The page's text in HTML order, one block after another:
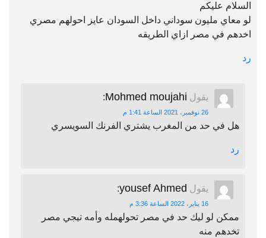
السلام عليكم
لو معاي مليون سوداني داخل السودان عايز احولهم مصري
اخدهم في مصر ازاي الطريقه
رد
يقول Mohmed moujahi
:
26 نوفمبر، 2021 الساعة 1:41 م
هل في حد من المغرب يشتري الفرنك السويسري
رد
يقول yousef Ahmed
:
16 يناير، 2022 الساعة 3:36 م
ممكن لو ليك حد في مصر تحولهمله وأمه تيجي مصر
تخدهم منه